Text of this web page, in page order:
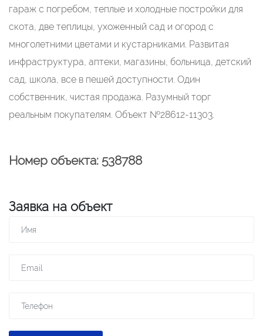
гараж с погребом, теплые и холодные постройки для
скота, две теплицы, ухоженный сад и огород с
многолетними цветами и кустарниками. Развитая
инфраструктура, аптеки, магазины, больница, детский
сад, школа, все в пешей доступности. Один
собственник, чистая продажа. Разумный торг
реальным покупателям. Объект №28612-11303.
Номер объекта: 538788
Заявка на объект